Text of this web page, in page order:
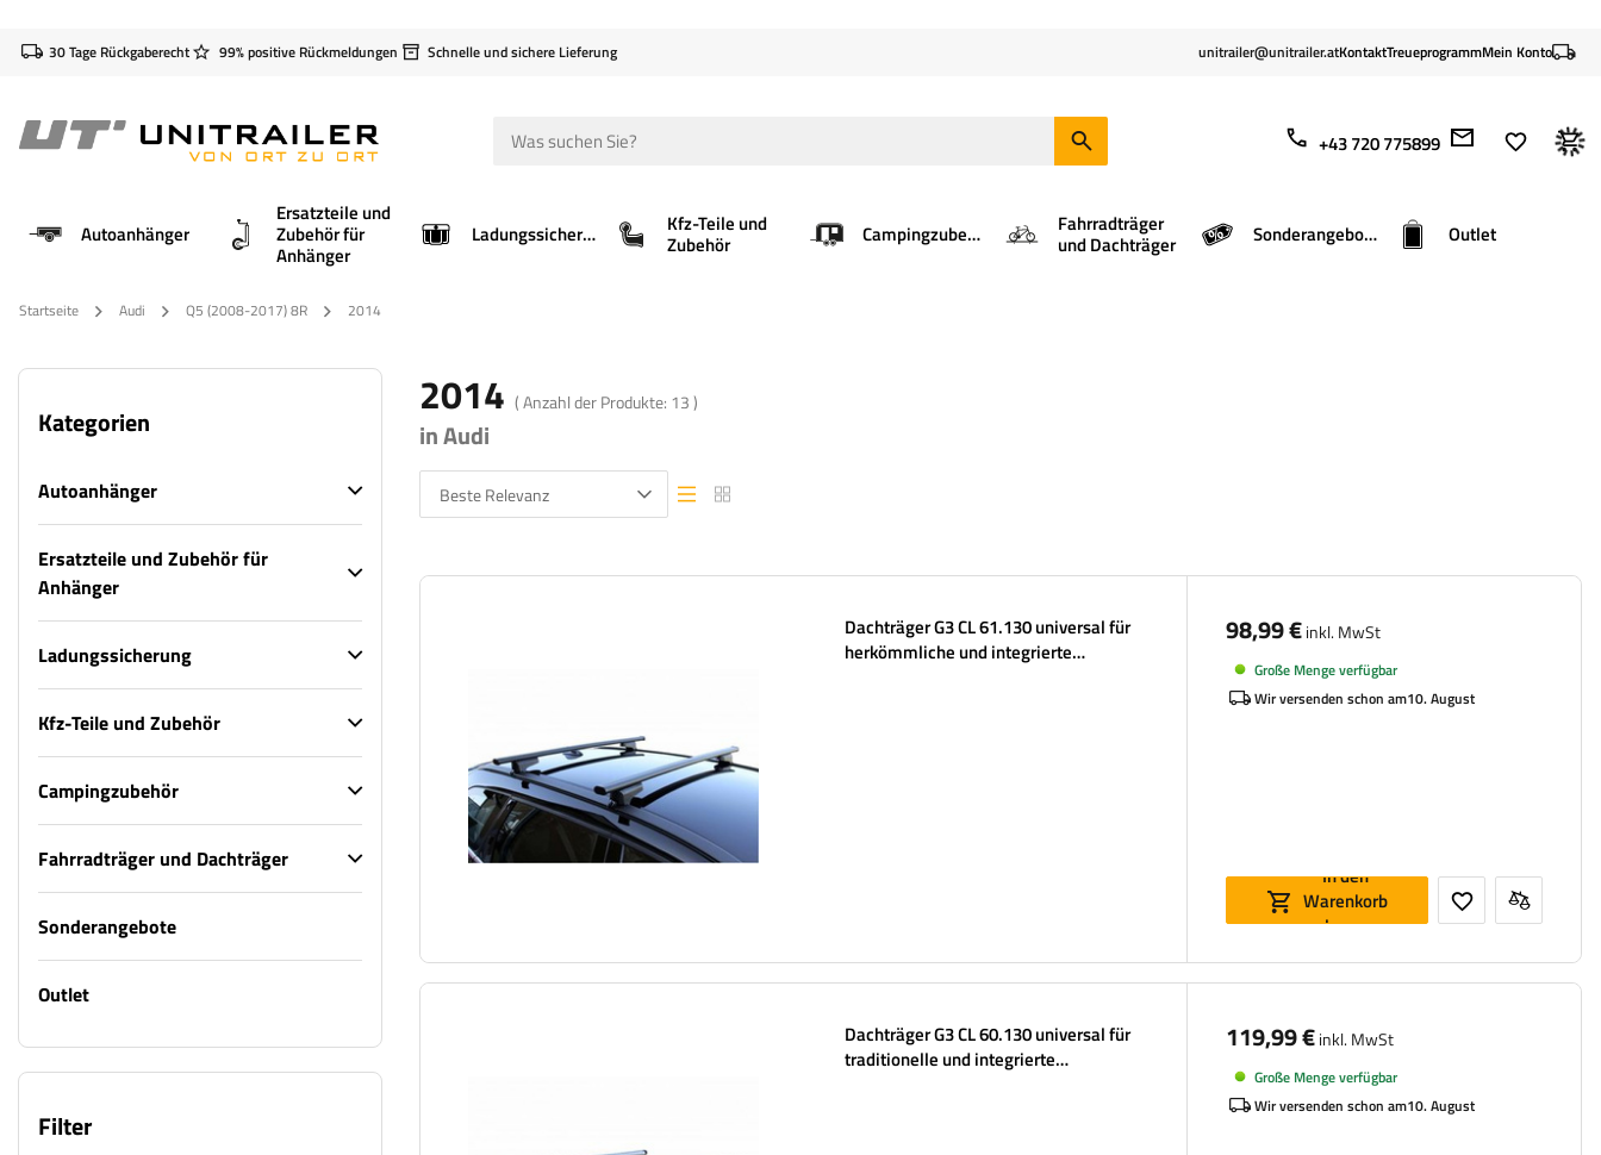
30 Tage Rückgaberecht 99% positive Rückmeldungen Schnelle und sichere Lieferung unitrailer@unitrailer.atKontaktTreueprogrammMein Konto
+43 720 775899
Autoanhänger
Ersatzteile und
Zubehör für
Anhänger
Ladungssicherung Kfz-Teile und
Zubehör Campingzubehör Fahrradträger
und Dachträger Sonderangebote Outlet
Startseite Audi Q5 (2008-2017) 8R 2014
Kategorien
Autoanhänger
Ersatzteile und Zubehör für
Anhänger
Ladungssicherung
Kfz-Teile und Zubehör
Campingzubehör
Fahrradträger und Dachträger
Sonderangebote
Outlet
Filter
2014 ( Anzahl der Produkte: 13)
in Audi
Beste Relevanz Listenansicht
Listenansicht
Dachträger G3 CL 61.130 universal für
herkömmliche und integrierte
98,99 €inkl. MwSt
Große Menge verfügbar
Wir versenden schon am10. August
In den
Warenkorb
legen
Dachträger G3 CL 60.130 universal für
traditionelle und integrierte
119,99 €inkl. MwSt
Große Menge verfügbar
Wir versenden schon am10. August